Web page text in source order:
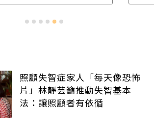
照顧失智症家人「每天像恐怖
片」林靜芸籲推動失智基本
法：讓照顧者有依循